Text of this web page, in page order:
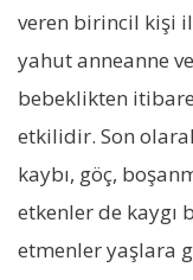
veren birincil kişi
yahut anneanne
bebeklikten
etkilidir. Son
kaybı, göç,
etkenler de kaygı
etmenler yaşlara